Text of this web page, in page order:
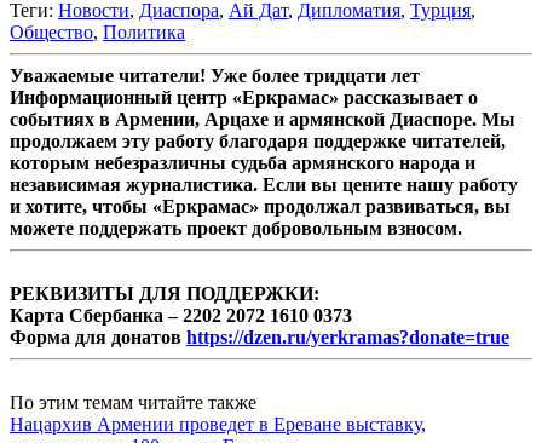
Теги: Новости, Диаспора, Ай Дат, Дипломатия, Турция,
Общество, Политика
Уважаемые читатели! Уже более тридцати лет
Информационный центр «Еркрамас» рассказывает о
событиях в Армении, Арцахе и армянской Диаспоре. Мы
продолжаем эту работу благодаря поддержке читателей,
которым небезразличны судьба армянского народа и
независимая журналистика. Если вы цените нашу работу
и хотите, чтобы «Еркрамас» продолжал развиваться, вы
можете поддержать проект добровольным взносом.
РЕКВИЗИТЫ ДЛЯ ПОДДЕРЖКИ:
Карта Сбербанка – 2202 2072 1610 0373
Форма для донатов https://dzen.ru/yerkramas?donate=true
По этим темам читайте также
Нацархив Армении проведет в Ереване выставку,